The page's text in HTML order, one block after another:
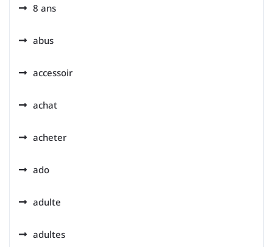
8 ans
abus
accessoir
achat
acheter
ado
adulte
adultes